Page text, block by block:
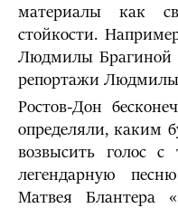
материалы как
стойкости.
Людмилы Брагиной
репортажи
Ростов-Дон
определяли, каким
возвысить голос
легендарную
Матвея Блантера